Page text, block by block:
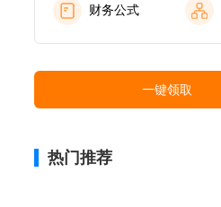
财务公式
一键领取
热门推荐